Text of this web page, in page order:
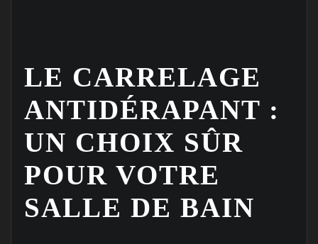
LE CARRELAGE
ANTIDÉRAPANT :
UN CHOIX SÛR
POUR VOTRE
SALLE DE BAIN